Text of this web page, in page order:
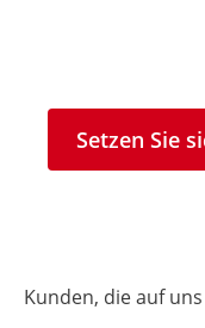
Setzen Sie
Kunden, die auf